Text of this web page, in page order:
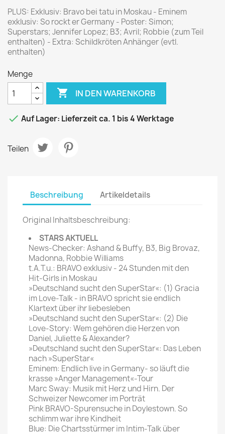
PLUS: Exklusiv: Bravo bei tatu in Moskau - Eminem
exklusiv: So rockt er Germany - Poster: Simon;
Superstars; Jennifer Lopez; B3; Avril; Robbie (zum Teil
enthalten) - Extra: Schildkröten Anhänger (evtl.
enthalten)
Menge
 IN DEN WARENKORB
 Auf Lager: Lieferzeit ca. 1 bis 4 Werktage
Teilen
Beschreibung Artikeldetails
Original Inhaltsbeschreibung:
STARS AKTUELL
News-Checker: Ashand & Buffy, B3, Big Brovaz,
Madonna, Robbie Williams
t.A.T.u.: BRAVO exklusiv - 24 Stunden mit den
Hit-Girls in Moskau
»Deutschland sucht den SuperStar«: (1) Gracia
im Love-Talk - in BRAVO spricht sie endlich
Klartext über ihr liebesleben
»Deutschland sucht den SuperStar«: (2) Die
Love-Story: Wem gehören die Herzen von
Daniel, Juliette & Alexander?
»Deutschland sucht den SuperStar«: Das Leben
nach »SuperStar«
Eminem: Endlich live in Germany- so läuft die
krasse »Anger Management«-Tour
Marc Sway: Musik mit Herz und Hirn. Der
Schweizer Newcomer im Porträt
Pink BRAVO-Spurensuche in Doylestown. So
schlimm war ihre Kindheit
Blue: Die Chartsstürmer im Intim-Talk über